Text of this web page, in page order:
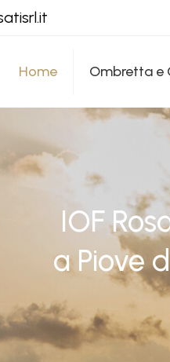
Home Ombretta e
IOF
a Piove